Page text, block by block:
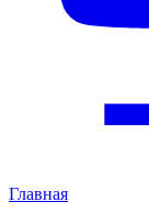
Главная